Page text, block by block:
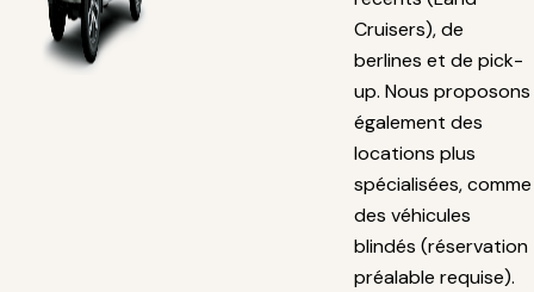
Cruisers), de
berlines et de pick-
up. Nous proposons
également des
locations plus
spécialisées, comme
des véhicules
blindés (réservation
préalable requise).